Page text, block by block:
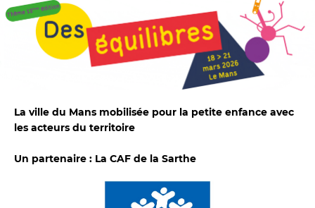
La ville du Mans mobilisée pour la petite enfance avec
les acteurs du territoire
Un partenaire : La CAF de la Sarthe